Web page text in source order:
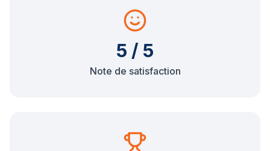
5 / 5
Note de satisfaction